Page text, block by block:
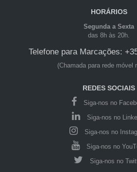
HORÁRIOS
Segunda a Sexta
das 8h às 20h.
Telefone para Marcações:
(Chamada para rede móvel
REDES SOCIAIS
Siga-nos no
Siga-nos no
Siga-nos no
Siga-nos no
Siga-nos no